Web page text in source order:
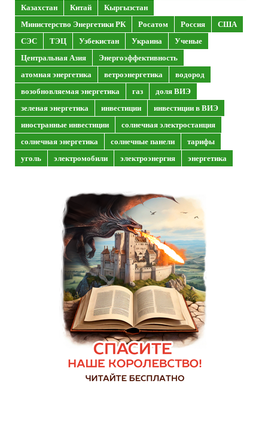
Казахстан
Китай
Кыргызстан
Министерство Энергетики РК
Росатом Россия
США
СЭС
ТЭЦ Узбекистан Украина
Ученые
Центральная Азия
Энергоэффективность
атомная энергетика
ветроэнергетика
водород
возобновляемая энергетика
газ
доля ВИЭ
зеленая энергетика
инвестиции
инвестиции в ВИЭ
иностранные инвестиции
солнечная электростанция
солнечная энергетика
солнечные панели
тарифы
уголь
электромобили электроэнергия энергетика